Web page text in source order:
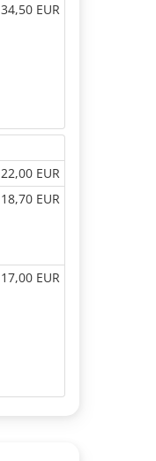
34,50 EUR
22,00 EUR
18,70 EUR
17,00 EUR